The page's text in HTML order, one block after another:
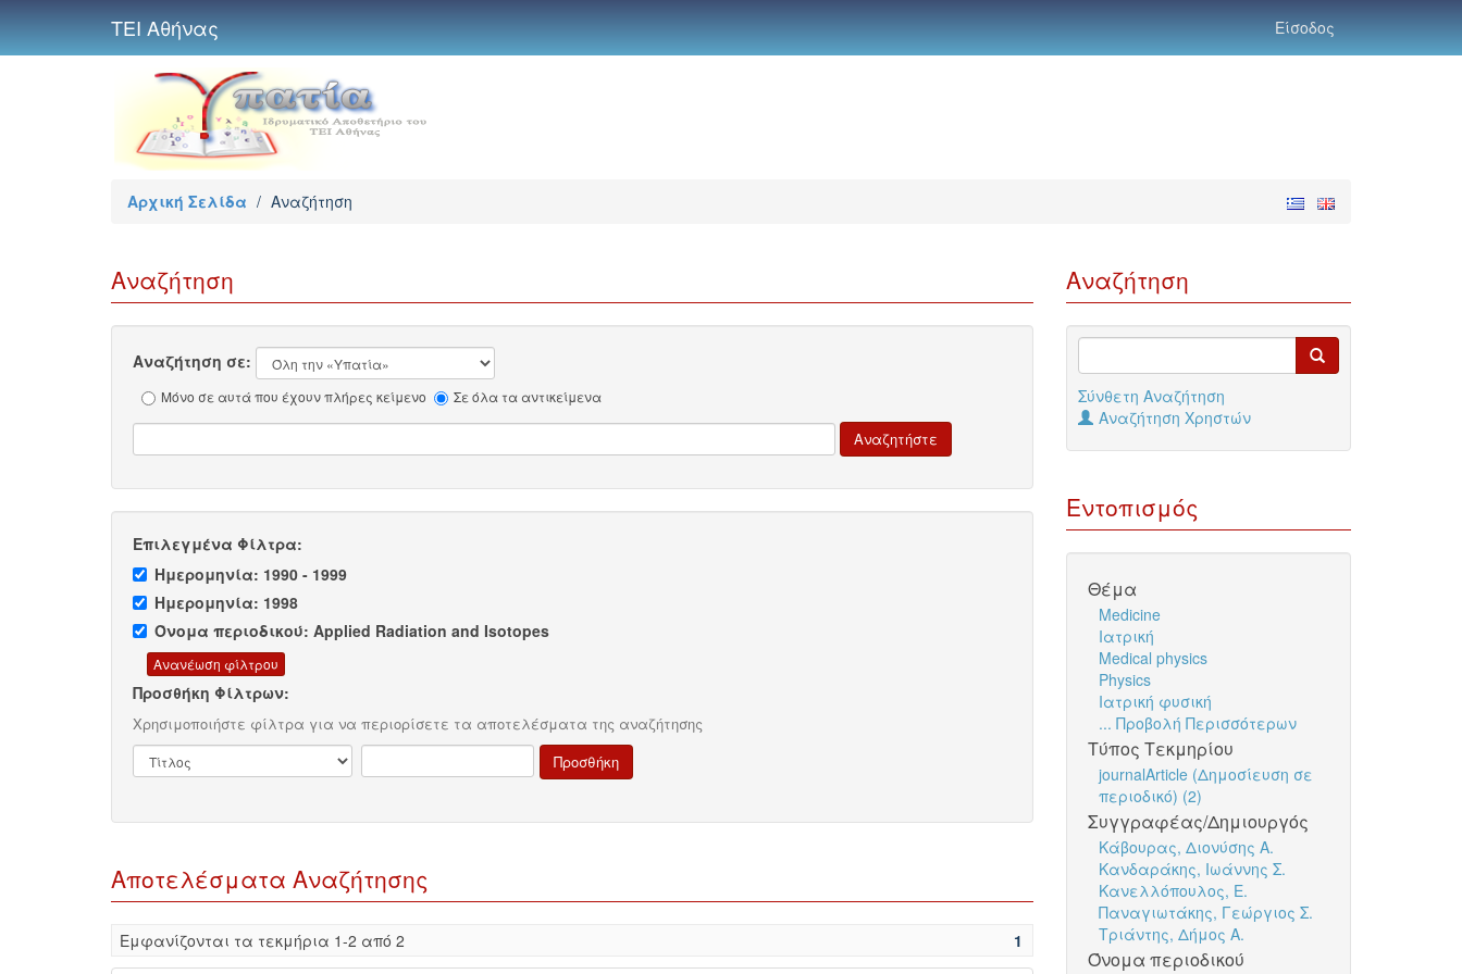
ΤΕΙ Αθήνας Είσοδος
Αρχική Σελίδα / Αναζήτηση
Αναζήτηση
Αναζήτηση σε:
Μόνο σε αυτά που έχουν πλήρες κείμενο Σε όλα τα αντικείμενα
Επιλεγμένα Φίλτρα:
Ημερομηνία: 1990 - 1999
Ημερομηνία: 1998
Όνομα περιοδικού: Applied Radiation and Isotopes
Προσθήκη Φίλτρων:
Χρησιμοποιήστε φίλτρα για να περιορίσετε τα αποτελέσματα της αναζήτησης
Αποτελέσματα Αναζήτησης
Eμφανίζονται τα τεκμήρια 1-2 από 2 1
Αναζήτηση
Σύνθετη Αναζήτηση
Αναζήτηση Χρηστών
Εντοπισμός
Θέμα
Medicine
Ιατρική
Medical physics
Physics
Ιατρική φυσική
... Προβολή Περισσότερων
Τύπος Τεκμηρίου
journalArticle (Δημοσίευση σε
περιοδικό) (2)
Συγγραφέας/Δημιουργός
Κάβουρας, Διονύσης Α.
Κανδαράκης, Ιωάννης Σ.
Κανελλόπουλος, Ε.
Παναγιωτάκης, Γεώργιος Σ.
Τριάντης, Δήμος Α.
Όνομα περιοδικού